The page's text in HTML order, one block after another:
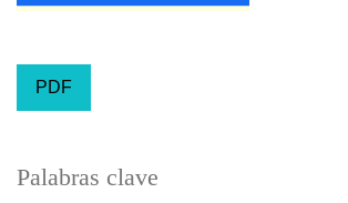
PDF
Palabras clave